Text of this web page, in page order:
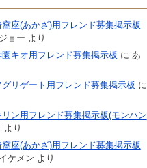
窩座(あかざ)用フレンド募集掲示板
ジョー より
園キオ用フレンド募集掲示板 に あ
グリゲート用フレンド募集掲示板 に
リン用フレンド募集掲示板(モンハン
より
窩座(あかざ)用フレンド募集掲示板
イケメン より